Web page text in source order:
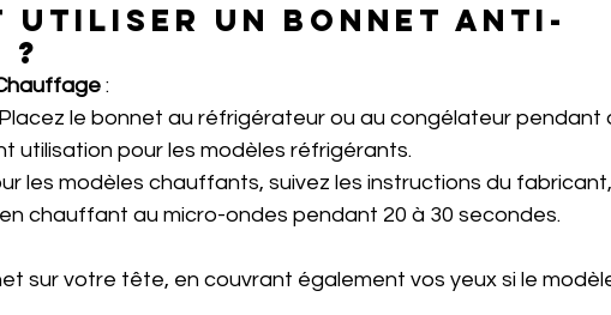
utiliser un bonnet anti-
?
:
le bonnet au réfrigérateur ou au congélateur pendant
utilisation pour les modèles réfrigérants.
les modèles chauffants, suivez les instructions du fabricant,
chauffant au micro-ondes pendant 20 à 30 secondes.
sur votre tête, en couvrant également vos yeux si le